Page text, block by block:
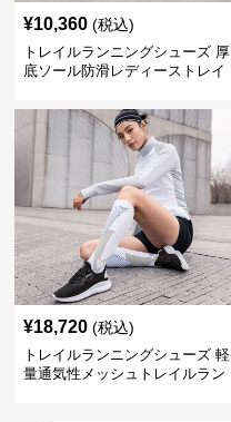
¥10,360 (税込)
トレイルランニングシューズ 厚
底ソール防滑レディーストレイ
¥18,720 (税込)
トレイルランニングシューズ 軽
量通気性メッシュトレイルラン